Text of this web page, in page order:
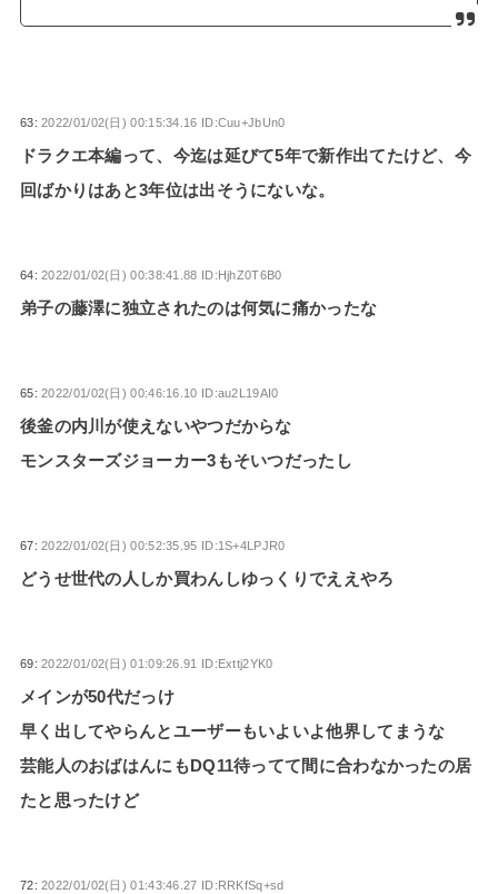
63:2022/01/02(日) 00:15:34.16 ID:Cuu+JbUn0
ドラクエ本編って、今迄は延びて5年で新作出てたけど、今
回ばかりはあと3年位は出そうにないな。
64:2022/01/02(日) 00:38:41.88 ID:HjhZ0T6B0
弟子の藤澤に独立されたのは何気に痛かったな
65:2022/01/02(日) 00:46:16.10 ID:au2L19AI0
後釜の内川が使えないやつだからな
モンスターズジョーカー3もそいつだったし
67:2022/01/02(日) 00:52:35.95 ID:1S+4LPJR0
どうせ世代の人しか買わんしゆっくりでええやろ
69:2022/01/02(日) 01:09:26.91 ID:Exttj2YK0
メインが50代だっけ
早く出してやらんとユーザーもいよいよ他界してまうな
芸能人のおばはんにもDQ11待ってて間に合わなかったの居
たと思ったけど
72:2022/01/02(日) 01:43:46.27 ID:RRKfSq+sd